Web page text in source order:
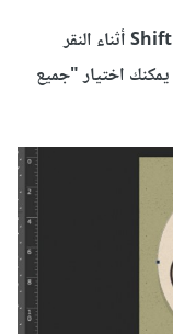
Shift أثناء
النقر
يمكنك اختيار"جميع